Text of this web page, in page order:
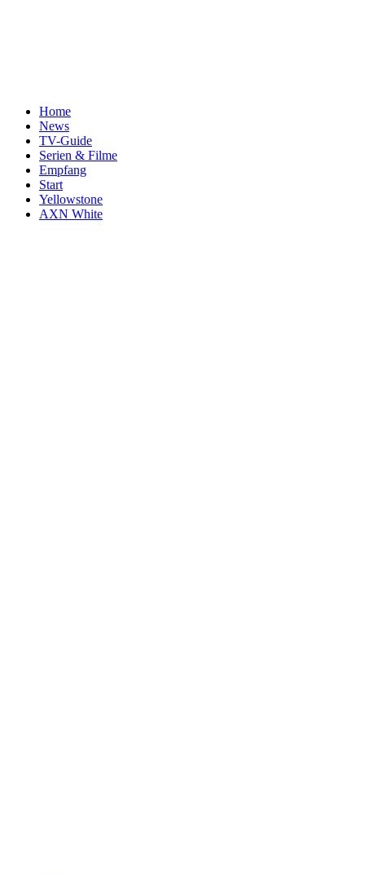
Home
News
TV-Guide
Serien & Filme
Empfang
Start
Yellowstone
AXN White